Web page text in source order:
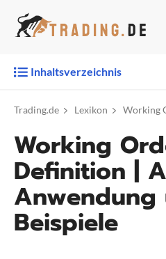
Inhalt
Inhaltsverzeichnis
Trading.de Lexikon Working
Working
Definition |
Anwendung
Beispiele